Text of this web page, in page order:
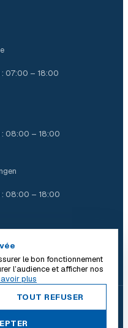
: 07:00 – 18:00
: 08:00 – 18:00
: 08:00 – 18:00
7526 Mersch
08:00 – 18:00
de confidentialité
le bon fonctionnement
l’audience et afficher nos
plus
TOUT REFUSER